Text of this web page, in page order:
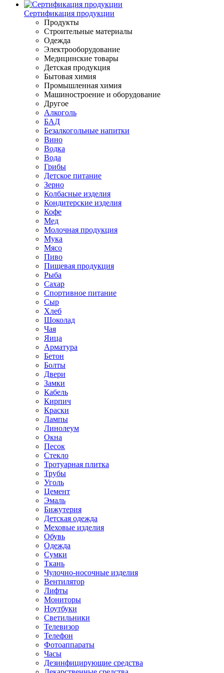
Сертификация продукции
Продукты
Строительные материалы
Одежда
Электрооборудование
Медицинские товары
Детская продукция
Бытовая химия
Промышленная химия
Машиностроение и оборудование
Другое
Алкоголь
БАД
Безалкогольные напитки
Вино
Водка
Вода
Грибы
Детское питание
Зерно
Колбасные изделия
Кондитерские изделия
Кофе
Мед
Молочная продукция
Мука
Мясо
Пиво
Пищевая продукция
Рыба
Сахар
Спортивное питание
Сыр
Хлеб
Шоколад
Чая
Яица
Арматура
Бетон
Болты
Двери
Замки
Кабель
Кирпич
Краски
Лампы
Линолеум
Окна
Песок
Стекло
Тротуарная плитка
Трубы
Уголь
Цемент
Эмаль
Бижутерия
Детская одежда
Меховые изделия
Обувь
Одежда
Сумки
Ткань
Чулочно-носочные изделия
Вентилятор
Лифты
Мониторы
Ноутбуки
Светильники
Телевизор
Телефон
Фотоаппараты
Часы
Дезинфицирующие средства